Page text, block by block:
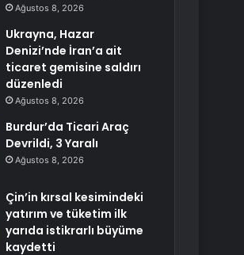
Ağustos 8, 2026
Ukrayna, Hazar
Denizi’nde İran’a ait
ticaret gemisine saldırı
düzenledi
Ağustos 8, 2026
Burdur’da Ticari Araç
Devrildi, 3 Yaralı
Ağustos 8, 2026
Çin’in kırsal kesimindeki
yatırım ve tüketim ilk
yarıda istikrarlı büyüme
kaydetti